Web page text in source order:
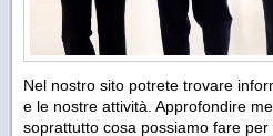
Nel nostro sito potrete trovare
e le nostre attività. Approfondire
soprattutto cosa possiamo fare per